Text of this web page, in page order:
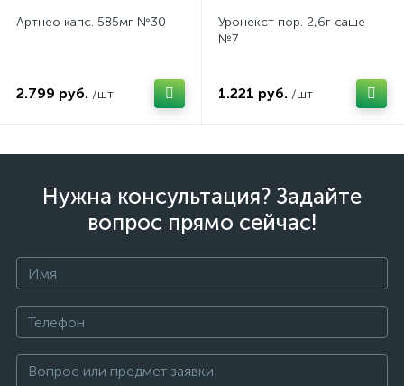
Артнео капс. 585мг №30
2.799 руб. /шт
Уронекст пор. 2,6г саше
№7
1.221 руб. /шт
Нужна консультация? Задайте
вопрос прямо сейчас!